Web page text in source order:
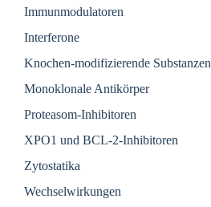
Immunmodulatoren
Interferone
Knochen-modifizierende Substanzen
Monoklonale Antikörper
Proteasom-Inhibitoren
XPO1 und BCL-2-Inhibitoren
Zytostatika
Wechselwirkungen